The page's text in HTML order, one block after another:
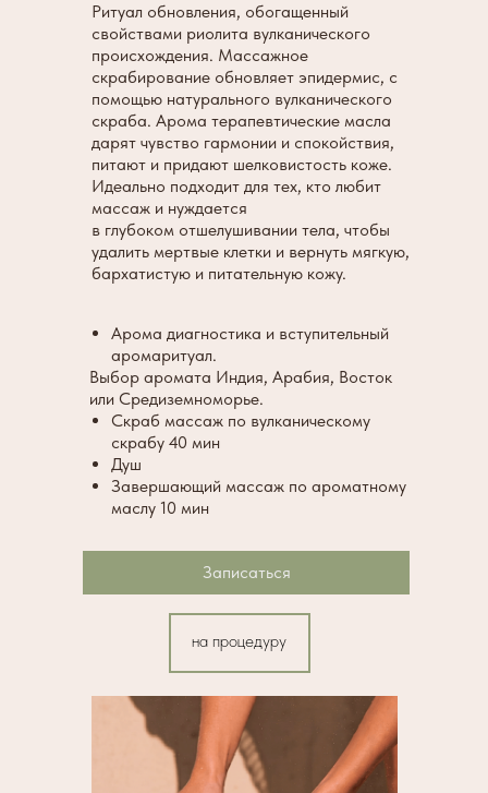
на процедуру
Арома диагностика и вступительный
аромаритуал.
Выбор аромата Индия, Арабия, Восток
или Средиземноморье.
Скраб массаж по вулканическому
скрабу 40 мин
Душ
Завершающий массаж по ароматному
маслу 10 мин
Записаться
Ритуал обновления, обогащенный
свойствами риолита вулканического
происхождения. Массажное
скрабирование обновляет эпидермис, с
помощью натурального вулканического
скраба. Арома терапевтические масла
дарят чувство гармонии и спокойствия,
питают и придают шелковистость коже.
Идеально подходит для тех, кто любит
массаж и нуждается
в глубоком отшелушивании тела, чтобы
удалить мертвые клетки и вернуть мягкую,
бархатистую и питательную кожу.